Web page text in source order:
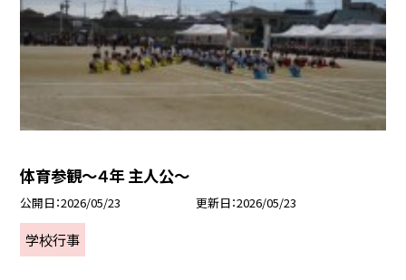
体育参観～４年 主人公～
公開日 2026/05/23 更新日 2026/05/23
学校行事